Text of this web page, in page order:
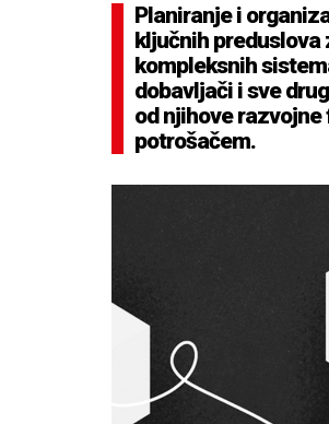
Planiranje i
ključnih preduslova
kompleksnih
dobavljači i sve
od njihove
potrošačem.